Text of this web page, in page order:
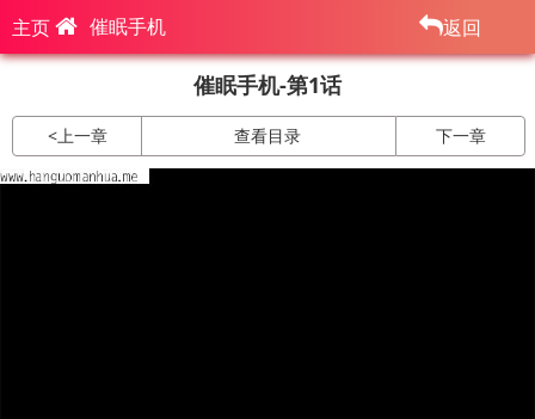
主页 催眠手机 返回
催眠手机-第1话
<上一章 查看目录 下一章